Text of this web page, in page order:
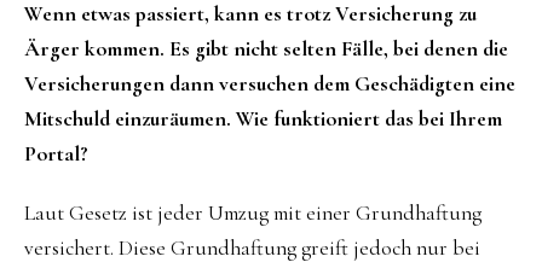
Wenn etwas passiert, kann es trotz Versicherung zu
Ärger kommen. Es gibt nicht selten Fälle, bei denen die
Versicherungen dann versuchen dem Geschädigten eine
Mitschuld einzuräumen. Wie funktioniert das bei Ihrem
Portal?
Laut Gesetz ist jeder Umzug mit einer Grundhaftung
versichert. Diese Grundhaftung greift jedoch nur bei